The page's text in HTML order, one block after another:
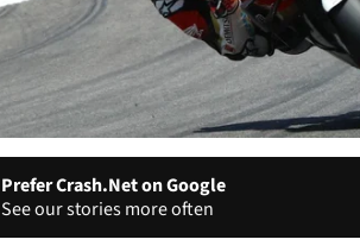
Prefer Crash.Net on Google
See our stories more often